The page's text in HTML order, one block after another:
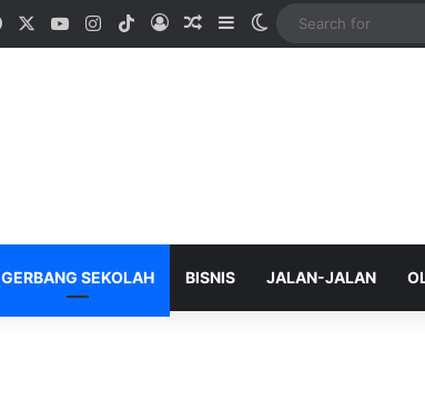
FacebookYouTubeInstagram
TikTokLog InRandom Article
SidebarSwitch skin
GERBANG SEKOLAH BISNIS JALAN-JALAN